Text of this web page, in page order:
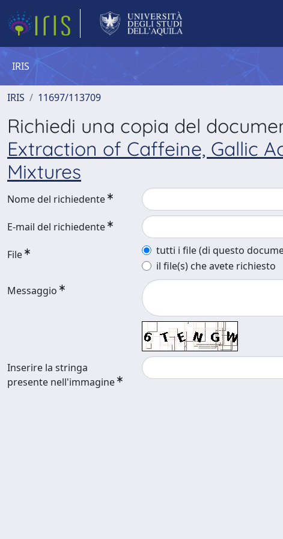
IRIS
IRIS 11697/113709
Richiedi una copia del
Extraction of Caffeine, Gallic
Mixtures
Nome del richiedente
E-mail del richiedente
File
tutti i file (di questo
il file(s) che avete richiesto
Messaggio
Inserire la stringa
presente nell'immagine